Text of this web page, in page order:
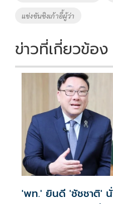
แข่งขันชิงเก้าอี้ผู้ว่า
ข่าวที่เกี่ยวข้อง
'พท.' ยินดี 'ชัชชาติ'